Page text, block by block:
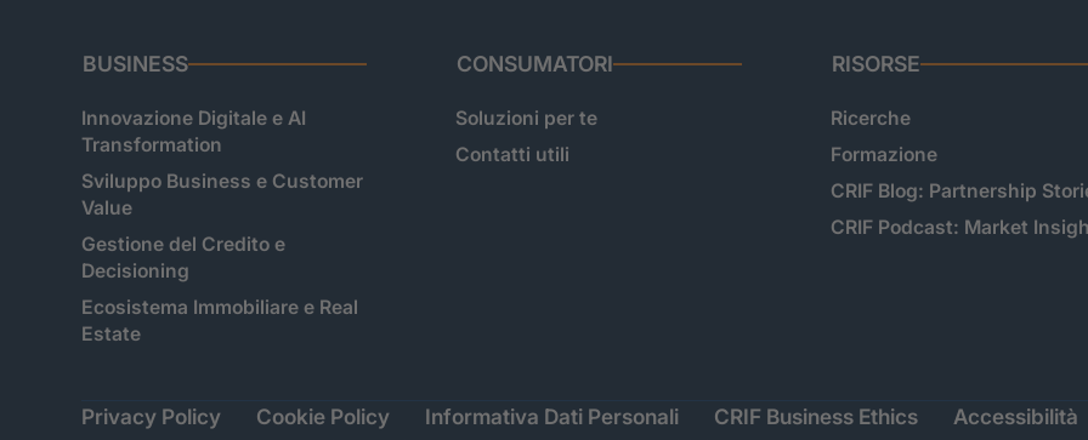
BUSINESS
Innovazione Digitale e AI
Transformation
Sviluppo Business e Customer
Value
Gestione del Credito e
Decisioning
Ecosistema Immobiliare e Real
Estate
CONSUMATORI
Soluzioni per te
Contatti utili
RISORSE
Ricerche
Formazione
CRIF Blog: Partnership
CRIF Podcast: Market
Privacy Policy Cookie Policy Informativa Dati Personali CRIF Business Ethics
Accessibilità